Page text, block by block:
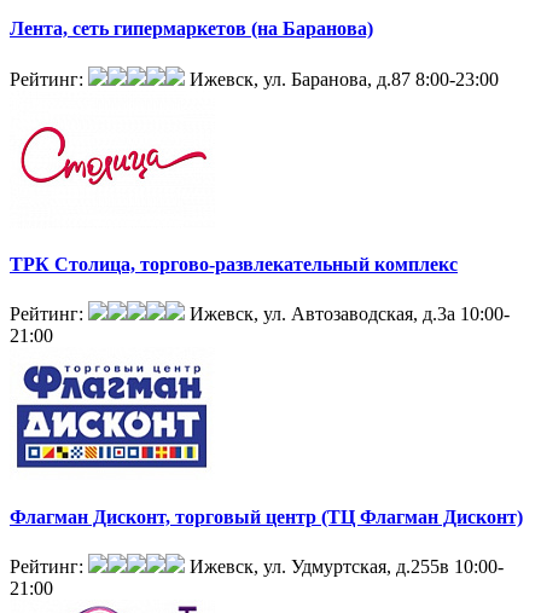
Лента, сеть гипермаркетов (на Баранова)
Рейтинг: Ижевск, ул. Баранова, д.87 8:00-23:00
ТРК Столица, торгово-развлекательный комплекс
Рейтинг: Ижевск, ул. Автозаводская, д.3а 10:00-
21:00
Флагман Дисконт, торговый центр (ТЦ Флагман Дисконт)
Рейтинг: Ижевск, ул. Удмуртская, д.255в 10:00-
21:00